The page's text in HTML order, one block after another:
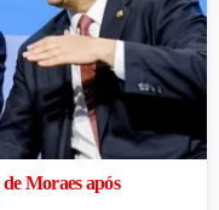
Moraes após